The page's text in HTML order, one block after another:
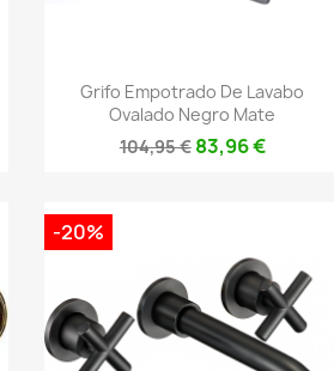
Vista rápida
Grifo Empotrado De Lavabo
Ovalado Negro Mate
104,95 € 83,96 €
-20%